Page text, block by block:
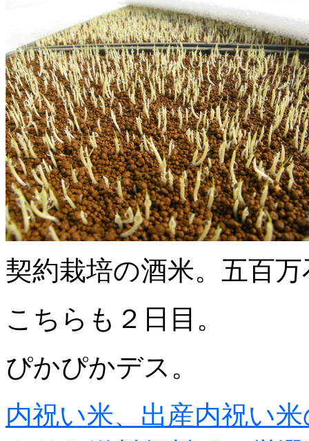
契約栽培の酒米。五百
こちらも２日目。
ぴかぴかデス。
内祝い米、出産内祝い